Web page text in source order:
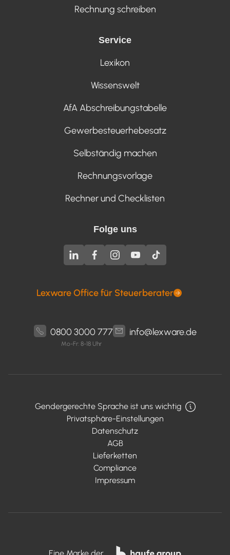
Rechnung schreiben
Service
Lexikon
Wissenswelt
AfA Abschreibungstabelle
Gewerbesteuerhebesatz
Selbständig machen
Rechnungsvorlage
Rechner und Checklisten
Folge uns
Lexware Office für Steuerberater
0800 3000 777
Mo-Fr: 8-18 Uhr
info@lexware.de
Privatsphäre-Einstellungen
Datenschutz
AGB
Lieferketten
Compliance
Impressum
Gendergerechte Sprache ist uns wichtig
Eine Marke der